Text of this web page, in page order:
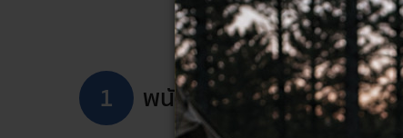
1 พนักงานขาย PC